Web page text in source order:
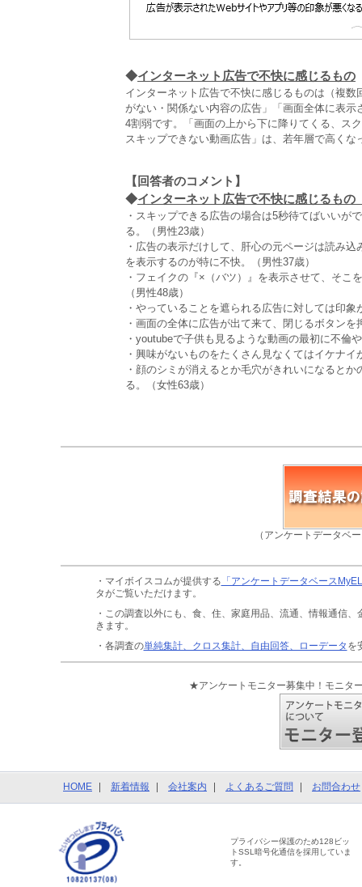
◆インターネット広告で不快に感じるもの
インターネット広告で不快に感じるものは（複
がない・関係ない内容の広告」「画面全体に表
4割弱です。「画面の上から下に降りてくる、ス
スキップできない動画広告」は、若年層で高くな
【回答者のコメント】
◆インターネット広告で不快に感じるもの
・スキップできる広告の場合は5秒待てばいいが
る。（男性23歳）
・広告の表示だけして、肝心の元ページは読み
を表示するのが特に不快。（男性37歳）
・フェイクの『×（バツ）』を表示させて、そこ
（男性48歳）
・やっていることを遮られる広告に対しては印
・画面の全体に広告が出て来て、閉じるボタン
・youtubeで子供も見るような動画の最初に不倫
・興味がないものをたくさん見なくてはイケナ
・顔のシミが消えるとか毛穴がきれいになると
る。（女性63歳）
（アンケートデータベ
・マイボイスコムが提供する 「アンケートデータベース
タがご覧いただけます。
・この調査以外にも、食、住、家庭用品、流通、情報通信、
きます。
・各調査の単純集計、クロス集計、自由回答、ローデータ を
★アンケートモニター募集中！モニタ
HOME 新着情報 会社案内 よくあるご質問 お問合わせ
プライバシー保護のため128ビッ
トSSL暗号化通信を採用していま
す。